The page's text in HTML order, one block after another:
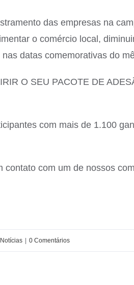
das empresas na
o comércio local,
datas comemorativas do
O SEU PACOTE DE
com mais de 1.100
contato com um de nossos
Notícias | 0 Comentários